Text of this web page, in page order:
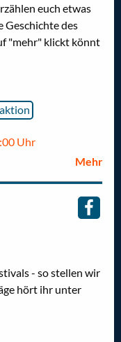
euch etwas
Geschichte des
"mehr" klickt könnt
Uhr
Mehr
- so stellen wir
hört ihr unter